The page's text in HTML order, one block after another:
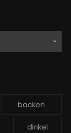
backen
dinkel